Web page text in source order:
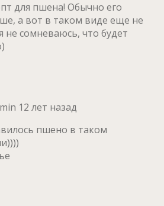
для пшена! Обычно его
а вот в таком виде еще не
не сомневаюсь, что будет
12 лет назад
пшено в таком